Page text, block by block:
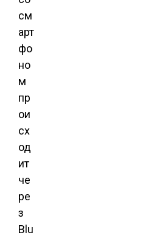
см
арт
фо
но
м
пр
ои
сх
од
ит
че
ре
з
Blu